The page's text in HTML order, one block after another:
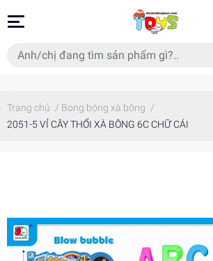
Trang chủ / Bong bóng xà bông /
2051-5 VỈ CÂY THỔI XÀ BÔNG 6C CHỮ CÁI